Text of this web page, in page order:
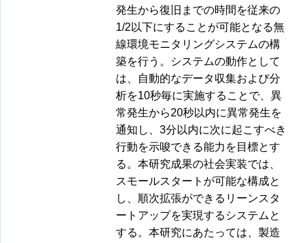
発生から復旧までの時間を従来の
1/2以下にすることが可能となる無
線環境モニタリングシステムの構
築を行う。システムの動作として
は、自動的なデータ収集および分
析を10秒毎に実施することで、異
常発生から20秒以内に異常発生を
通知し、3分以内に次に起こすべき
行動を示唆できる能力を目標とす
る。本研究成果の社会実装では、
スモールスタートが可能な構成と
し、順次拡張ができるリーンスタ
ートアップを実現するシステムと
する。本研究にあたっては、製造